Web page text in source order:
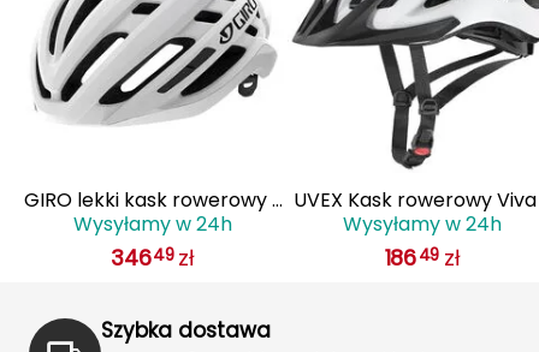
JOMA
Jetboil
K
KONG
GIRO lekki kask rowerowy z
systemem wentylacji AGILIS
biały
Wysyłamy w 24h
34649 zł
UVEX Kask rowerowy
biały
Wysyłamy w 24h
18649 zł
Szybka dostawa